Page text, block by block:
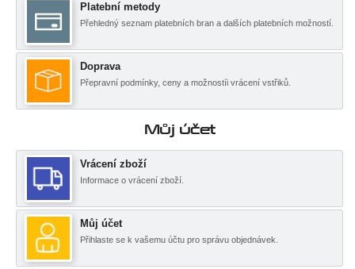
Platební metody
Přehledný seznam platebních bran a dalších platebních možností.
Doprava
Přepravní podmínky, ceny a možnostíi vrácení vstřiků.
Můj účet
Vrácení zboží
Informace o vrácení zboží.
Můj účet
Přihlaste se k vašemu účtu pro správu objednávek.